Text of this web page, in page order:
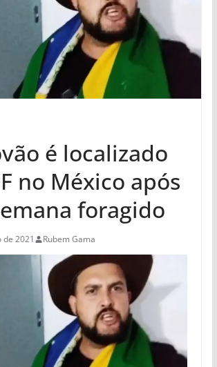
é localizado
no México após
foragido
2021 Rubem Gama